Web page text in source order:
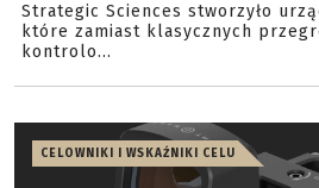
Strategic Sciences stworzyło
które zamiast klasycznych
kontrolo...
CELOWNIKI I WSKAŹNIKI CELU